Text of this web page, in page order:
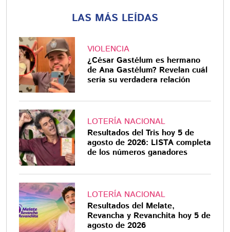
LAS MÁS LEÍDAS
VIOLENCIA
¿César Gastélum es hermano
de Ana Gastélum? Revelan cuál
sería su verdadera relación
LOTERÍA NACIONAL
Resultados del Tris hoy 5 de
agosto de 2026: LISTA completa
de los números ganadores
LOTERÍA NACIONAL
Resultados del Melate,
Revancha y Revanchita hoy 5 de
agosto de 2026